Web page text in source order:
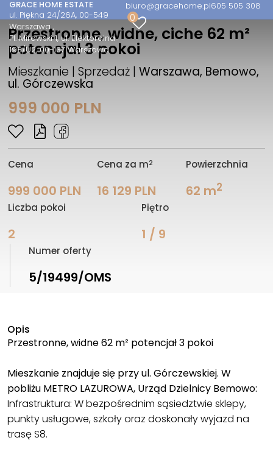
GRACE HOME ESTATE
ul. Piękna 24/26A, 00-549
Warszawa
Pl. Mirowski 1, ul. Elektoralna
19B/U2, 00-137 Warszawa
biuro@gracehome.pl605 505 308
0
Przestronne, widne, ciche 62 m²
potencjał 3 pokoi
Mieszkanie | Sprzedaż |Warszawa, Bemowo,
ul. Górczewska
999 000 PLN
Cena
999 000 PLN
Cena za m2
16 129 PLN
Powierzchnia
62 m2
Liczba pokoi
2
Piętro
1 / 9
Numer oferty
5/19499/OMS
Opis
Przestronne, widne 62 m² potencjał 3 pokoi
Mieszkanie znajduje się przy ul. Górczewskiej. W
pobliżu METRO LAZUROWA, Urząd Dzielnicy Bemowo:
Infrastruktura: W bezpośrednim sąsiedztwie sklepy,
punkty usługowe, szkoły oraz doskonały wyjazd na
trasę S8.